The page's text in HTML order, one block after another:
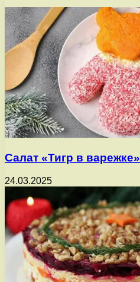
Салат «Тигр в варежке»
24.03.2025